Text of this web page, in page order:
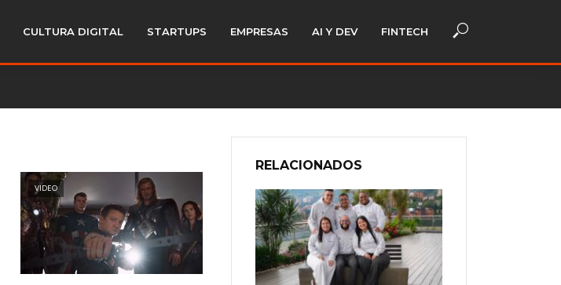
CULTURA DIGITAL STARTUPS EMPRESAS AI Y DEV FINTECH
VIDEO
RELACIONADOS